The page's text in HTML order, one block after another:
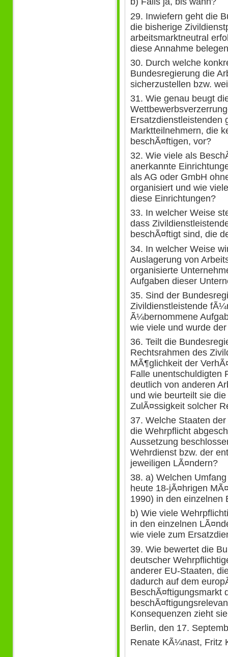
29. Inwiefern geht die
die bisherige
arbeitsmarktneutral
diese Annahme
30. Durch welche
Bundesregierung die
sicherzustellen bzw.
31. Wie genau beugt
Ersatzdienstleistenden
Marktteilnehmern, die
beschÃ¤ftigen, vor?
32. Wie viele als
anerkannte
als AG oder GmbH
organisiert und wie
diese Einrichtungen?
33. In welcher Weise
dass
beschÃ¤ftigt sind, die
34. In welcher Weise
Auslagerung von
organisierte
Aufgaben dieser
35. Sind der
Zivildienstleistende
Ã¼bernommene
wie viele und wurde
36. Teilt die
Rechtsrahmen des
MÃ¶glichkeit der
Falle unentschuldigten
deutlich von anderen
und wie beurteilt sie
ZulÃ¤ssigkeit solcher
37. Welche Staaten
die Wehrpflicht
Aussetzung
Wehrdienst bzw. der
jeweiligen LÃ¤ndern?
38. a) Welchen
heute 18-jÃ¤hrigen
1990) in den einzelnen
b) Wie viele
in den einzelnen
wie viele zum
39. Wie bewertet die
deutscher
anderer EU-Staaten,
dadurch auf dem
BeschÃ¤ftigungsmarkt
Konsequenzen zieht
Berlin, den 17.
Renate KÃ¼nast, Fritz